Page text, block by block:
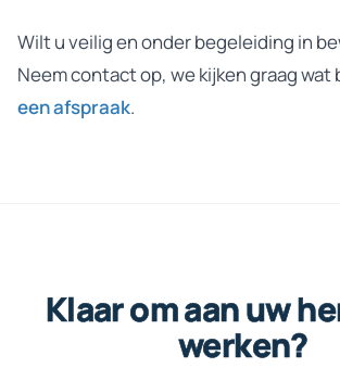
Wilt u veilig en onder begeleiding in
Neem contact op, we kijken graag wat
een afspraak.
Klaaromaanuw
werken?